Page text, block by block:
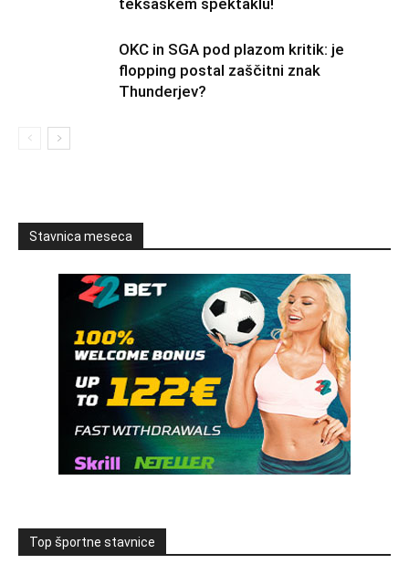
teksaškem spektaklu!
OKC in SGA pod plazom kritik: je
flopping postal zaščitni znak
Thunderjev?
Stavnica meseca
Top športne stavnice